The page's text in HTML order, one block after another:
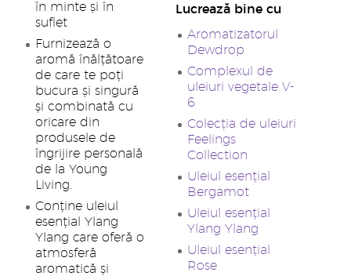
în minte și în
suflet
Furnizează o
aromă înălțătoare
de care te poți
bucura și singură
și combinată cu
oricare din
produsele de
îngrijire personală
de la Young
Living.
Conține uleiul
esențial Ylang
Ylang care oferă o
atmosferă
aromatică și
Lucrează bine cu
Aromatizatorul
Dewdrop
Complexul de
uleiuri vegetale V-
6
Colecția de uleiuri
Feelings
Collection
Uleiul esențial
Bergamot
Uleiul esențial
Ylang Ylang
Uleiul esențial
Rose